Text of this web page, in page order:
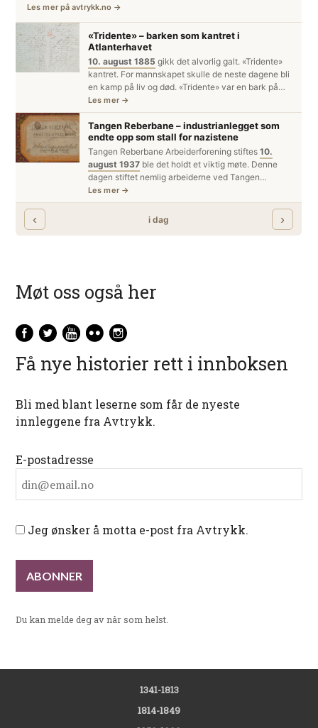
Møt oss også her
Få nye historier rett i innboksen
Bli med blant leserne som får de nyeste
innleggene fra Avtrykk.
E-postadresse
Jeg ønsker å motta e-post fra Avtrykk.
Du kan melde deg av når som helst.
1341-1813
1814-1849